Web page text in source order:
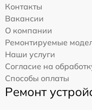
Контакты
Вакансии
О компании
Ремонтируемые
Наши услуги
Согласие на
Способы оплаты
Ремонт